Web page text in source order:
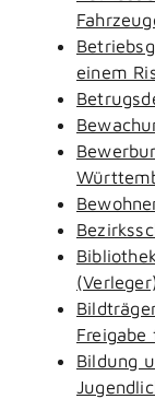
einem
Bildung